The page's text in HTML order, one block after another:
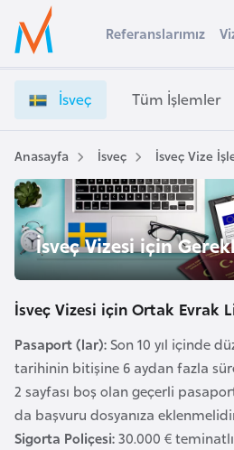
Ülke Seçimi
Başvuru yapmak istediğiniz ülkeyi seçin
Üye
Girişi
s
ç
V
i
z
e
İ
ş
l
e
l
e
r
i
Referanslarımız
İsveç Tüm İşlemler
Anasayfa İsveç İsveç Vize
İsveç Vizesi için
İsveç Vizesi için Ortak Evrak
Pasaport (lar):Son 10 yıl içinde
tarihinin bitişine 6 aydan fazla
2 sayfası boş olan geçerli
da başvuru dosyanıza
Sigorta Poliçesi:30.000 €
s
t
r
a
A
v
u
t
u
r
y
a